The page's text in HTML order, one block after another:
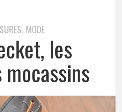
, MODE
les